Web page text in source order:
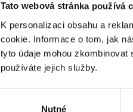
Tato webová stránka používá
K personalizaci obsahu a
cookie. Informace o tom, jak
tyto údaje mohou
používáte jejich služby.
Nutné